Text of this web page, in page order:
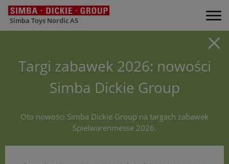
Simba Toys Nordic AS
Targi zabawek 2026: nowości
Simba Dickie Group
Oto nowości Simba Dickie Group na targach zabawek
Spielwarenmesse 2026.